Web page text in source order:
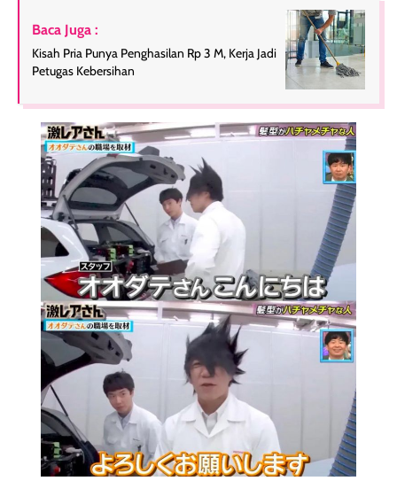
Baca Juga :
Kisah Pria Punya Penghasilan Rp 3 M, Kerja Jadi
Petugas Kebersihan